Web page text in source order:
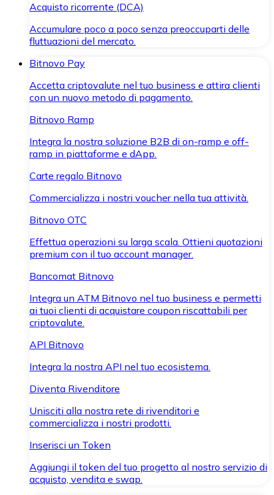
Acquisto ricorrente (DCA)
Accumulare poco a poco senza preoccuparti delle
fluttuazioni del mercato.
Bitnovo Pay
Accetta criptovalute nel tuo business e attira clienti
con un nuovo metodo di pagamento.
Bitnovo Ramp
Integra la nostra soluzione B2B di on-ramp e off-
ramp in piattaforme e dApp.
Carte regalo Bitnovo
Commercializza i nostri voucher nella tua attività.
Bitnovo OTC
Effettua operazioni su larga scala. Ottieni quotazioni
premium con il tuo account manager.
Bancomat Bitnovo
Integra un ATM Bitnovo nel tuo business e permetti
ai tuoi clienti di acquistare coupon riscattabili per
criptovalute.
API Bitnovo
Integra la nostra API nel tuo ecosistema.
Diventa Rivenditore
Unisciti alla nostra rete di rivenditori e
commercializza i nostri prodotti.
Inserisci un Token
Aggiungi il token del tuo progetto al nostro servizio di
acquisto, vendita e swap.